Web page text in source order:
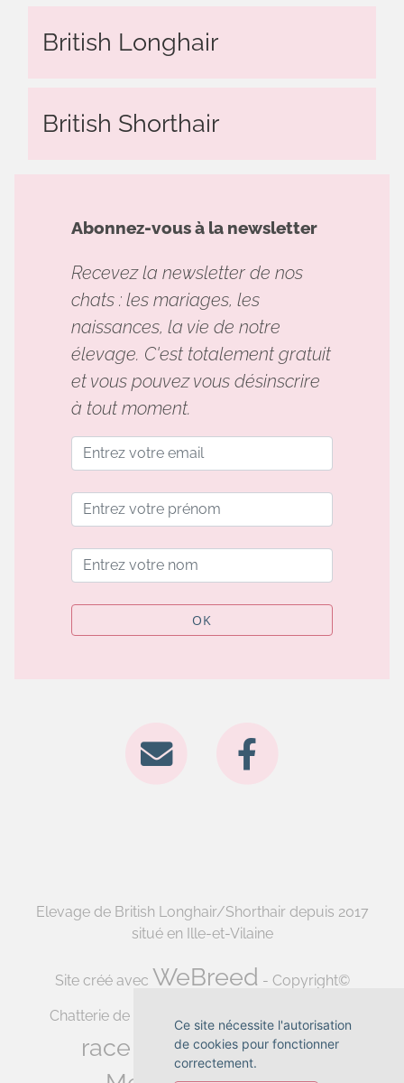
British Longhair
British Shorthair
Abonnez-vous à la newsletter
Recevez la newsletter de nos
chats : les mariages, les
naissances, la vie de notre
élevage. C'est totalement gratuit
et vous pouvez vous désinscrire
à tout moment.
OK
Elevage de British Longhair/Shorthair depuis 2017
situé en Ille-et-Vilaine
Site créé avec WeBreed - Copyright©
Chatterie de la forêt d'elwynn 2026 -
Fiche
race British Shorthair-
Ce site nécessite l'autorisation
de cookies pour fonctionner
correctement.